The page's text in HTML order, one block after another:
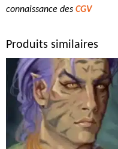
connaissance des CGV
Produits similaires